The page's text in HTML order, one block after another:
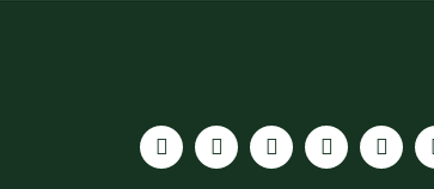
Ürün fiyatı diğer sitelerden daha
Bu ürüne benzer farklı alternatifler